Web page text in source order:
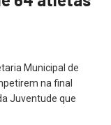
Municipal de
na final
Juventude que